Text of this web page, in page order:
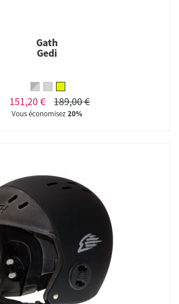
Gath
Gedi
151,20 € 189,00 €
Vous économisez20%